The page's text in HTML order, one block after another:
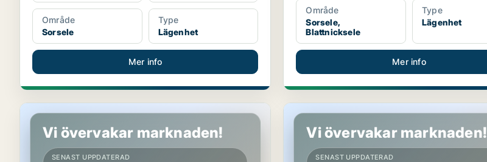
Område
Sorsele
Type
Lägenhet
Mer info
Område
Sorsele,
Blattnicksele
Type
Lägenhet
Mer info
Lägenhet i Sorsele, Blattnicksele
Vi övervakar marknaden!
SENAST UPPDATERAD
Lägenhet i Sorsele, Blattnicksele
Vi övervakar marknaden!
SENAST UPPDATERAD